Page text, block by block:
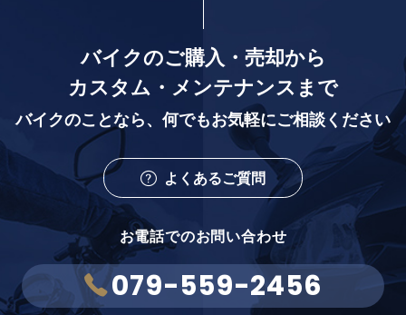
バイクのご購入・売却から
カスタム・メンテナンスまで
バイクのことなら、 何でもお気軽にご相談ください
よくあるご質問
お電話でのお問い合わせ
079-559-2456